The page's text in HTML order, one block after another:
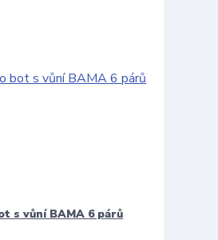
s vůní BAMA 6 párů